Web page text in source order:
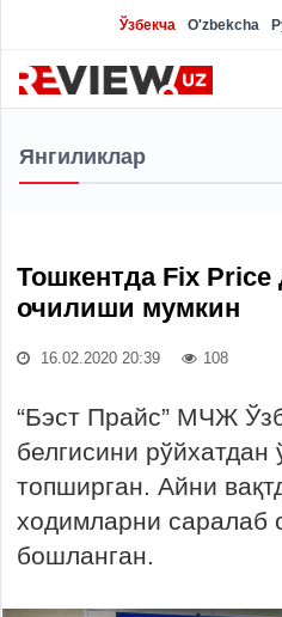
Ўзбекча O'zbekcha
Янгиликлар
Тошкентда Fix Price
очилиши мумкин
16.02.2020 20:39 108
“Бэст Прайс” МЧЖ
белгисини рўйхатдан
топширган. Айни
ходимларни
бошланган.